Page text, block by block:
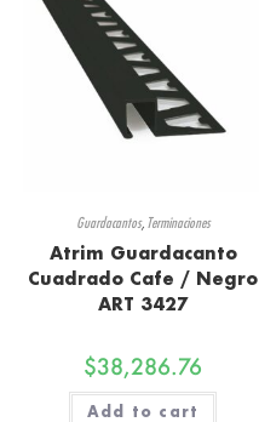
Guardacantos, Terminaciones
Atrim Guardacanto
Cuadrado Cafe / Negro
ART 3427
$38,286.76
Add to cart